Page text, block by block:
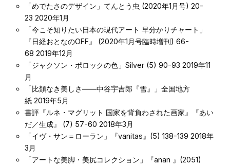
「めでたさのデザイン」 てんとう虫 (2020年1月号) 20-
23 2020年1月
「今こそ知りたい日本の現代アート 早分かりチャート」
『日経おとなのOFF』 (2020年1月号臨時増刊) 66-
68 2019年12月
「ジャクソン・ポロックの色」 Silver (5) 90-93 2019年11
月
「比類なき美しさ――中谷宇吉郎『雪』」 全国地方
紙 2019年5月
書評『ルネ・マグリット 国家を背負わされた画家』
『あい
だ／生成』 (7) 57-60 2018年3月
「イヴ・サン＝ローラン」
『vanitas』(5) 138-139 2018年
3月
「アートな美脚・美尻コレクション」
『anan 』(2051)